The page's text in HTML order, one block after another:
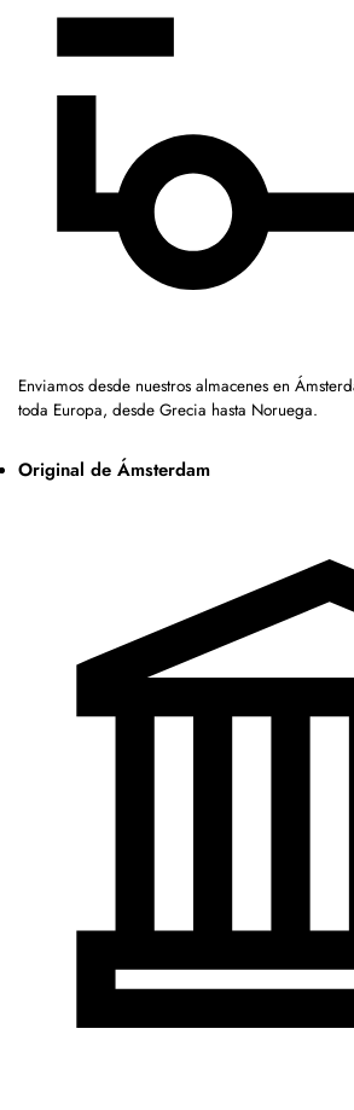
Enviamos desde nuestros almacenes en
toda Europa, desde Grecia hasta Noruega.
Original de Ámsterdam